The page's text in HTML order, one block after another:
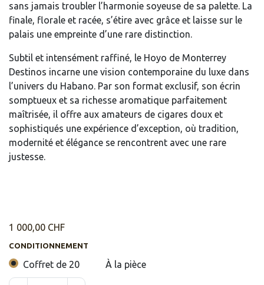
sans jamais troubler l’harmonie soyeuse de sa palette. La
finale, florale et racée, s’étire avec grâce et laisse sur le
palais une empreinte d’une rare distinction.
Subtil et intensément raffiné, le Hoyo de Monterrey
Destinos incarne une vision contemporaine du luxe dans
l’univers du Habano. Par son format exclusif, son écrin
somptueux et sa richesse aromatique parfaitement
maîtrisée, il offre aux amateurs de cigares doux et
sophistiqués une expérience d’exception, où tradition,
modernité et élégance se rencontrent avec une rare
justesse.
1 000,00 CHF
CONDITIONNEMENT
Coffret de 20 À la pièce